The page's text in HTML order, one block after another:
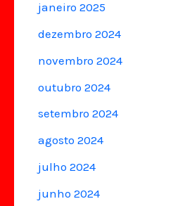
janeiro 2025
dezembro 2024
novembro 2024
outubro 2024
setembro 2024
agosto 2024
julho 2024
junho 2024